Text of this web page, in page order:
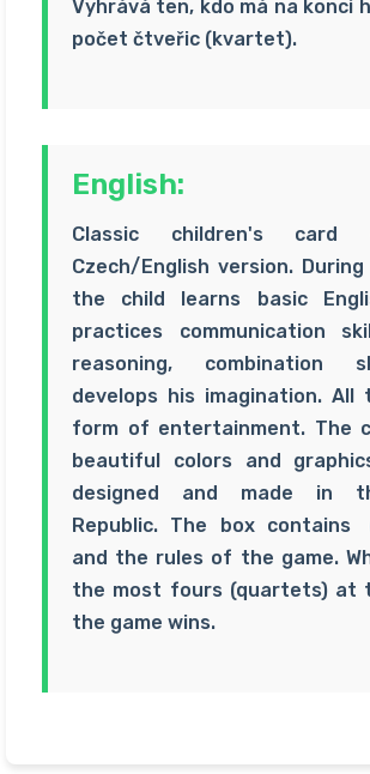
Vyhrává ten, kdo má na konci
počet čtveřic (kvartet).
English:
Classic children's card
Czech/English version.
the child learns basic
practices communication
reasoning, combination
develops his imagination.
form of entertainment. The
beautiful colors and
designed and made in
Republic. The box contains
and the rules of the game.
the most fours (quartets) at
the game wins.